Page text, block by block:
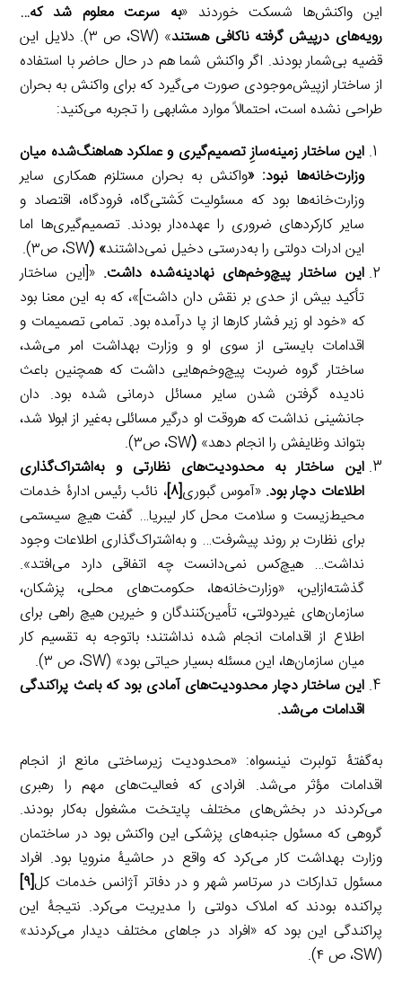
این واکنش‌ها شسکت خوردند «به سرعت معلوم شد که…
رویه‌های درپیش گرفته ناکافی هستند
» (SW، ص ۳). دلایل این
قضیه بی‌شمار بودند. اگر واکنش شما هم در حال حاضر با استفاده
از ساختار ازپیش‌موجودی صورت می‌گیرد که برای واکنش به بحران
طراحی نشده است، احتمالاً موارد مشابهی را تجربه می‌کنید:
این ساختار زمینه‌سازِ تصمیم‌گیری و عملکرد هماهنگ‌شده میان
وزارت‌خانه‌ها نبود: «واکنش به بحران مستلزم همکاری سایر
وزارت‌خانه‌ها بود که مسئولیت‌ کَشتی‌گاه، فرودگاه، اقتصاد و
سایر کارکردهای ضروری را عهده‌دار بودند. تصمیم‌گیری‌ها اما
این ادرات دولتی را به‌درستی دخیل نمی‌داشتند» (SW، ص۳).
این ساختار پیچ‌وخم‌های نهادینه‌شده داشت.«[این ساختار
تأکید بیش از حدی بر نقش دان داشت]»، که به این معنا بود
که «خود او زیر فشار کارها از پا درآمده بود. تمامی تصمیمات و
اقدامات بایستی از سوی او و وزارت بهداشت امر می‌شد،
ساختار گروه ضربت پیچ‌وخم‌هایی داشت که همچنین باعث
نادیده گرفتن شدن سایر مسائل درمانی شده بود. دان
جانشینی نداشت که هروقت او درگیر مسائلی به‌غیر از ابولا شد،
بتواند وظایفش را انجام دهد»(SW، ص۳).
این ساختار به محدودیت‌های نظارتی و به‌اشتراک‌گذاری
اطلاعات دچار بود.«آموس گبوری[۸] ، نائب رئیس ادارۀ خدمات
محیط‌زیست و سلامت محل کار لیبریا… گفت هیچ سیستمی
برای نظارت بر روند پیشرفت… و به‌اشتراک‌گذاری اطلاعات وجود
نداشت… هیچ‌کس نمی‌دانست چه اتفاقی دارد می‌افتد».
گذشته‌ازاین، «وزارت‌خانه‌ها، حکومت‌های محلی، پزشکان،
سازمان‌های غیردولتی، تأمین‌کنندگان و خیرین هیچ راهی برای
اطلاع از اقدامات انجام شده نداشتند؛ باتوجه به تقسیم کار
میان سازمان‌ها، این مسئله بسیار حیاتی بود» (SW، ص ۳).
این ساختار دچار محدودیت‌های آمادی بود که باعث پراکندگی
اقدامات می‌شد.
به‌گفتۀ تولبرت نینسواه: «محدودیت زیرساختی مانع از انجام
اقدامات مؤثر می‌شد. افرادی که فعالیت‌های مهم را رهبری
می‌کردند در بخش‌های مختلف پایتخت مشغول به‌کار بودند.
گروهی که مسئول جنبه‌های پزشکی این واکنش بود در ساختمان
وزارت بهداشت کار می‌کرد که واقع در حاشیۀ منرویا بود. افراد
مسئول تدارکات در سرتاسر شهر و در دفاتر آژانس خدمات کل[۹]
پراکنده بودند که املاک دولتی را مدیریت می‌کرد. نتیجۀ این
پراکندگی این بود که «افراد در جاهای مختلف دیدار می‌کردند»
(SW، ص ۴).